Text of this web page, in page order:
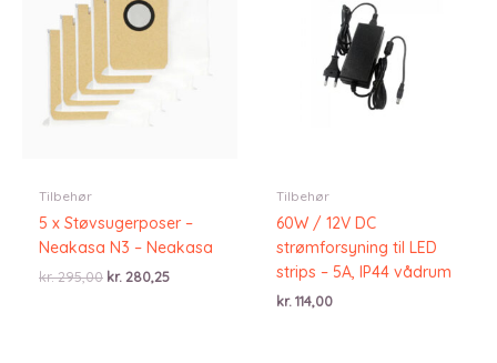
Tilbehør
5 x Støvsugerposer –
Neakasa N3 – Neakasa
kr.295,00 Den
kr. 280,25Den
Tilbehør
60W / 12V DC
strømforsyning til LED
strips – 5A, IP44 vådrum
kr. 114,00